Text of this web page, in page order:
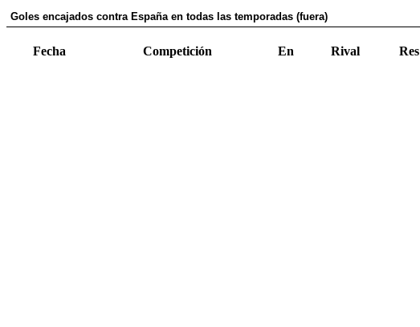
Goles encajados contra España en todas las temporadas (fuera)
Fecha Competición En Rival Res